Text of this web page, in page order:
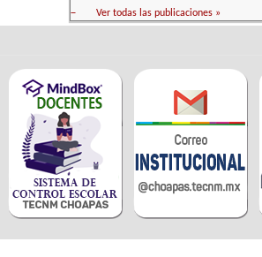
– Ver todas las publicaciones »